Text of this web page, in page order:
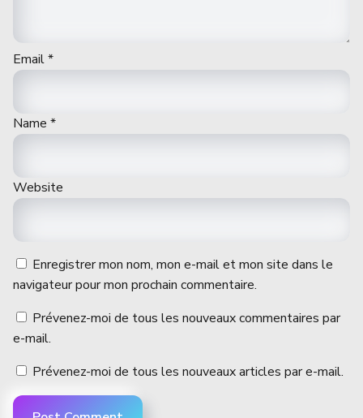
Email*
Name *
Website
Enregistrer mon nom, mon e-mail et mon site dans le
navigateur pour mon prochain commentaire.
Prévenez-moi de tous les nouveaux commentaires par
e-mail.
Prévenez-moi de tous les nouveaux articles par e-mail.